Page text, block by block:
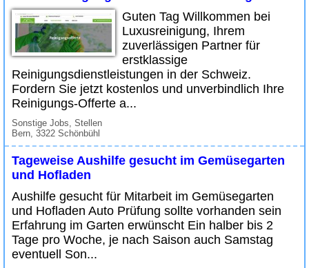
Guten Tag Willkommen bei
Luxusreinigung, Ihrem
zuverlässigen Partner für
erstklassige
Reinigungsdienstleistungen in der Schweiz.
Fordern Sie jetzt kostenlos und unverbindlich Ihre
Reinigungs-Offerte a...
Sonstige Jobs, Stellen
Bern, 3322 Schönbühl
Tageweise Aushilfe gesucht im Gemüsegarten
und Hofladen
Aushilfe gesucht für Mitarbeit im Gemüsegarten
und Hofladen Auto Prüfung sollte vorhanden sein
Erfahrung im Garten erwünscht Ein halber bis 2
Tage pro Woche, je nach Saison auch Samstag
eventuell Son...